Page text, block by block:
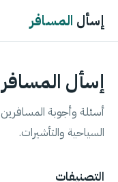
إسأل المسافر
إسأل المسافر
أسئلة وأجوبة
السياحية والتأشيرات.
التصنيفات